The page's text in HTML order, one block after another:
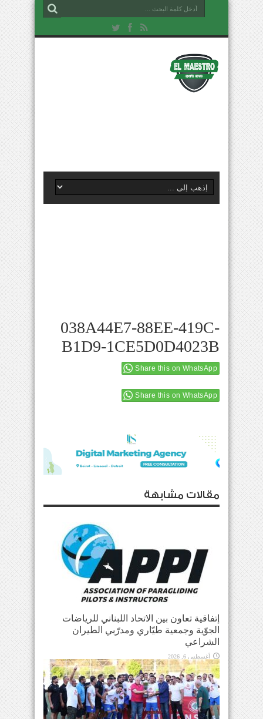
038A44E7-88EE-419C-
B1D9-1CE5D0D4023B
Share this on WhatsApp
Share this on WhatsApp
مقالات مشابهة
إتفاقية تعاون بين الاتحاد اللبناني للرياضات
الجوّية وجمعية طيّاري ومدرّبي الطيران
الشراعي
أغسطس 6, 2026